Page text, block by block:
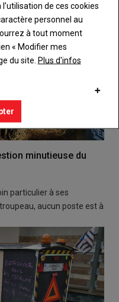
minutieuse du
particulier à ses
aucun poste est à
de ces cookies
personnel au
à tout moment
« Modifier mes
du site. Plus d'infos